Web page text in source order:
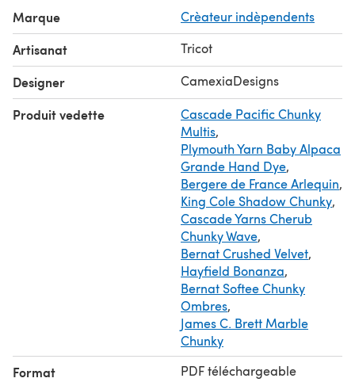
please let me know, I will be happy to help you.
Thanks for visiting!
Marque Crèateur indèpendents
Artisanat Tricot
Designer CamexiaDesigns
Produit vedette
Cascade Pacific Chunky
Multis,
Plymouth Yarn Baby Alpaca
Grande Hand Dye,
Bergere de France Arlequin,
King Cole Shadow Chunky,
Cascade Yarns Cherub
Chunky Wave,
Bernat Crushed Velvet,
Hayfield Bonanza,
Bernat Softee Chunky
Ombres,
James C. Brett Marble
Chunky
Format PDF téléchargeable